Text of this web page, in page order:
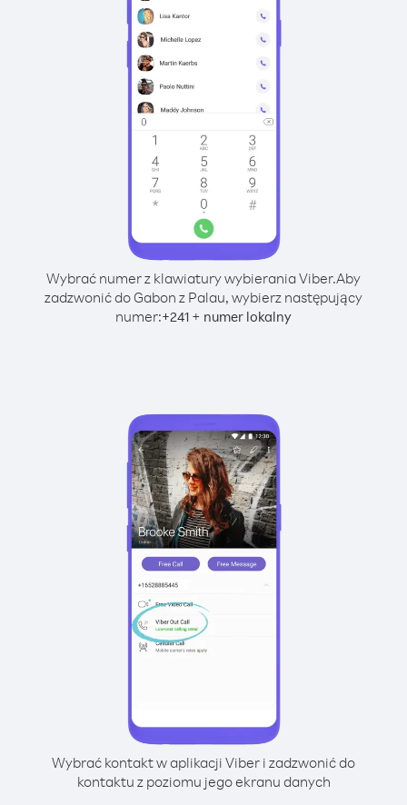
Wybrać numer z klawiatury wybierania Viber.Aby
zadzwonić do Gabon z Palau, wybierz następujący
numer:+241 + numer lokalny
Wybrać kontakt w aplikacji Viber i zadzwonić do
kontaktu z poziomu jego ekranu danych